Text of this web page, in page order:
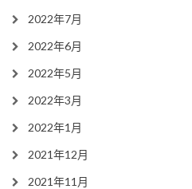
2022年7月
2022年6月
2022年5月
2022年3月
2022年1月
2021年12月
2021年11月